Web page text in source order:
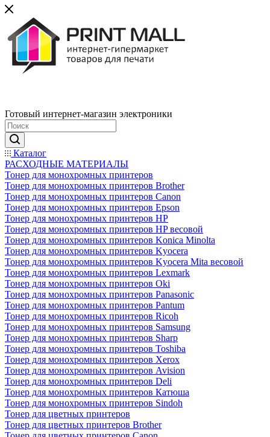
Готовый интернет-магазин электроники
Каталог
РАСХОДНЫЕ МАТЕРИАЛЫ
Тонер для монохромных принтеров
Тонер для монохромных принтеров Brother
Тонер для монохромных принтеров Canon
Тонер для монохромных принтеров Epson
Тонер для монохромных принтеров HP
Тонер для монохромных принтеров HP весовой
Тонер для монохромных принтеров Konica Minolta
Тонер для монохромных принтеров Kyocera
Тонер для монохромных принтеров Kyocera Mita весовой
Тонер для монохромных принтеров Lexmark
Тонер для монохромных принтеров Oki
Тонер для монохромных принтеров Panasonic
Тонер для монохромных принтеров Pantum
Тонер для монохромных принтеров Ricoh
Тонер для монохромных принтеров Samsung
Тонер для монохромных принтеров Sharp
Тонер для монохромных принтеров Toshiba
Тонер для монохромных принтеров Xerox
Тонер для монохромных принтеров Avision
Тонер для монохромных принтеров Deli
Тонер для монохромных принтеров Катюша
Тонер для монохромных принтеров Sindoh
Тонер для цветных принтеров
Тонер для цветных принтеров Brother